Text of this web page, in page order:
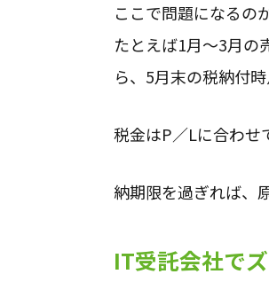
ここで問題になるの
たとえば1月～3月の
ら、5月末の税納付
税金はP／Lに合わせ
納期限を過ぎれば、
IT受託会社で